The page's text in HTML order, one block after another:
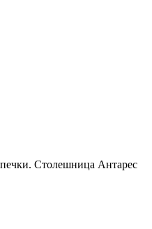
Столешница Антарес